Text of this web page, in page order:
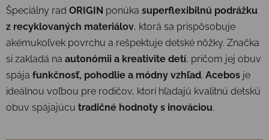
Špeciálny rad ORIGIN ponúka superflexibilnú podrážku
z recyklovaných materiálov, ktorá sa prispôsobuje
akémukoľvek povrchu a rešpektuje detské nôžky. Značka
si zakladá na autonómii a kreativite detí, pričom jej obuv
spája funkčnosť, pohodlie a módny vzhľad. Acebos je
ideálnou voľbou pre rodičov, ktorí hľadajú kvalitnú detskú
obuv spájajúcu tradičné hodnoty s inováciou.